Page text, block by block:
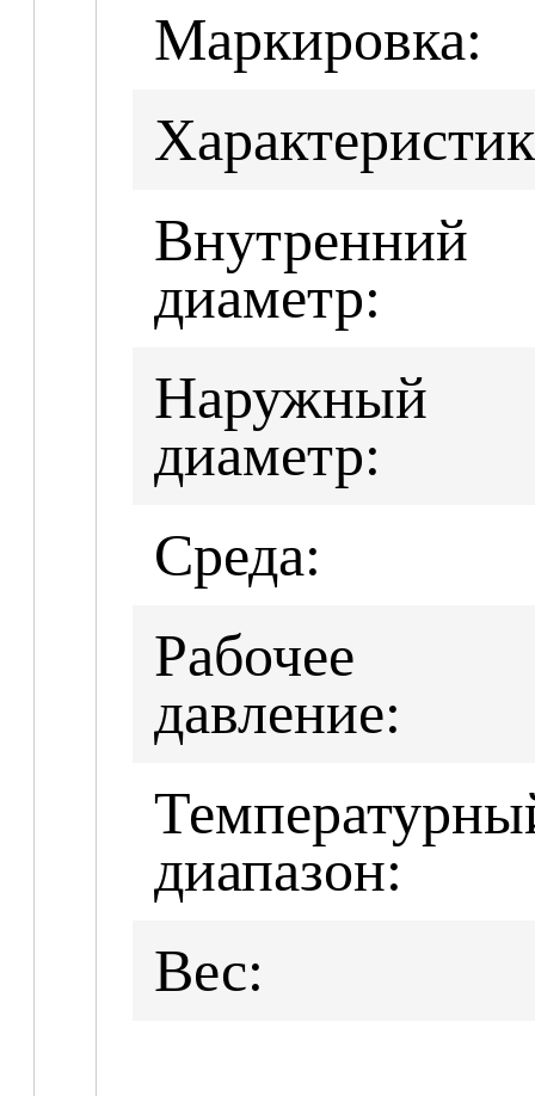
Маркировка:
Внутренний
диаметр:
Наружный
диаметр:
Среда:
Рабочее
давление:
диапазон:
Вес: